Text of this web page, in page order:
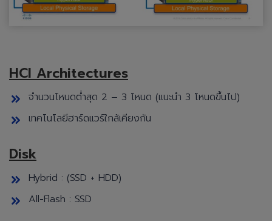
HCI Architectures
จำนวนโหนดต่ำสุด 2 – 3 โหนด (แนะนำ 3 โหนดขึ้นไป)
เทคโนโลยีฮาร์ดแวร์ใกล้เคียงกัน
Disk
Hybrid : (SSD + HDD)
All-Flash : SSD